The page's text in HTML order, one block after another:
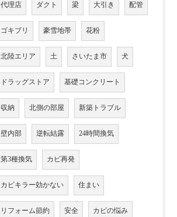
代理店 ダクト 梁 大引き 配管
ゴキブリ 豪雪地帯 花粉
北陸エリア 土 さいたま市 犬
ドラッグストア 基礎コンクリート
収納 北側の部屋 新築トラブル
壁内部 逆転結露 24時間換気
第3種換気 カビ再発
カビキラー効かない 住まい
リフォーム節約 安全 カビの悩み